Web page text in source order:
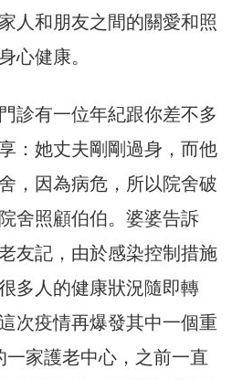
人和朋友之間的關愛和照
心健康。
診有一位年紀跟你差不多
：她丈夫剛剛過身，而他
，因為病危，所以院舍破
舍照顧伯伯。婆婆告訴
友記，由於感染控制措施
多人的健康狀況隨即轉
次疫情再爆發其中一個重
家護老中心，之前一直